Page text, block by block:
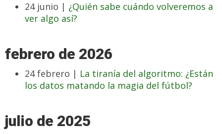
24 junio | ¿Quién sabe cuándo volveremos a
ver algo así?
febrero de 2026
24 febrero | La tiranía del algoritmo: ¿Están
los datos matando la magia del fútbol?
julio de 2025